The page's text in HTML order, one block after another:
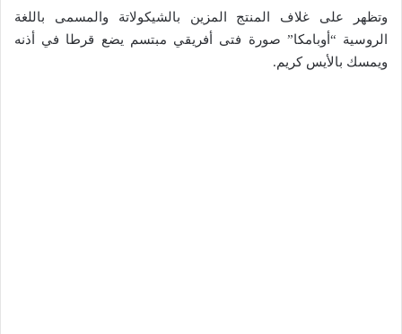
وتظهر على غلاف المنتج المزين بالشيكولاتة والمسمى باللغة
الروسية “أوبامكا” صورة فتى أفريقي مبتسم يضع قرطا في أذنه
ويمسك بالأيس كريم.